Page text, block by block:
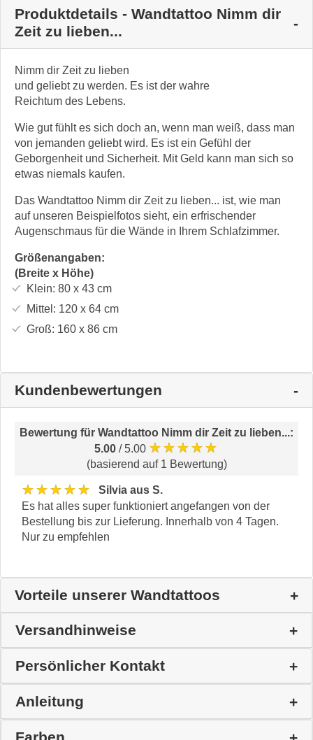
Produktdetails - Wandtattoo Nimm dir
Zeit zu lieben...
Nimm dir Zeit zu lieben
und geliebt zu werden. Es ist der wahre
Reichtum des Lebens.
Wie gut fühlt es sich doch an, wenn man weiß, dass man
von jemanden geliebt wird. Es ist ein Gefühl der
Geborgenheit und Sicherheit. Mit Geld kann man sich so
etwas niemals kaufen.
Das Wandtattoo Nimm dir Zeit zu lieben... ist, wie man
auf unseren Beispielfotos sieht, ein erfrischender
Augenschmaus für die Wände in Ihrem Schlafzimmer.
Größenangaben:
(Breite x Höhe)
Klein: 80 x 43cm
Mittel: 120 x 64cm
Groß: 160 x 86cm
Kundenbewertungen
Bewertung für Wandtattoo Nimm dir Zeit zu lieben...:
5.00 / 5.00 ★★★★★
(basierend auf 1 Bewertung)
★★★★★
Silvia aus S.
Es hat alles super funktioniert angefangen von der
Bestellung bis zur Lieferung. Innerhalb von 4 Tagen.
Nur zu empfehlen
Vorteile unserer Wandtattoos
Versandhinweise
Persönlicher Kontakt
Anleitung